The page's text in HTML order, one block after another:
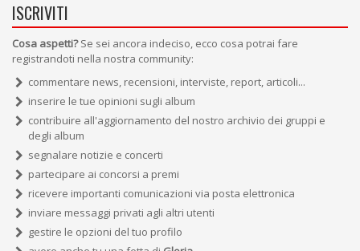
ISCRIVITI
Cosa aspetti?Se sei ancora indeciso, ecco cosa potrai fare
registrandoti nella nostra community:
commentare news, recensioni, interviste, report, articoli...
inserire le tue opinioni sugli album
contribuire all'aggiornamento del nostro archivio dei gruppi e
degli album
segnalare notizie e concerti
partecipare ai concorsi a premi
ricevere importanti comunicazioni via posta elettronica
inviare messaggi privati agli altri utenti
gestire le opzioni del tuo profilo